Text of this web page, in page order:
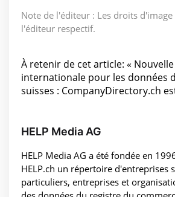
Note de l'éditeur : Les droits
l'éditeur respectif.
À retenir de cet article: «
internationale pour les données
suisses : CompanyDirectory.ch
HELP Media AG
HELP Media AG a été fondée en
HELP.ch un répertoire d'entreprises
particuliers, entreprises et